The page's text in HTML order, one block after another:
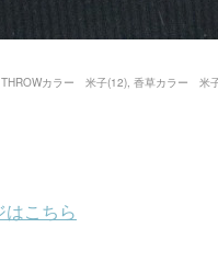
THROWカラー 米子(12) 香草カラー 米